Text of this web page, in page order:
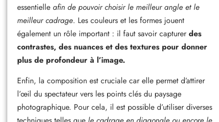
essentielle afin de pouvoir choisir le meilleur angle et le
meilleur cadrage. Les couleurs et les formes jouent
également un rôle important : il faut savoir capturerdes
contrastes, des nuances et des textures pour donner
plus de profondeur à l’image.
Enfin, la composition est cruciale car elle permet d’attirer
l’œil du spectateur vers les points clés du paysage
photographique. Pour cela, il est possible d’utiliser diverses